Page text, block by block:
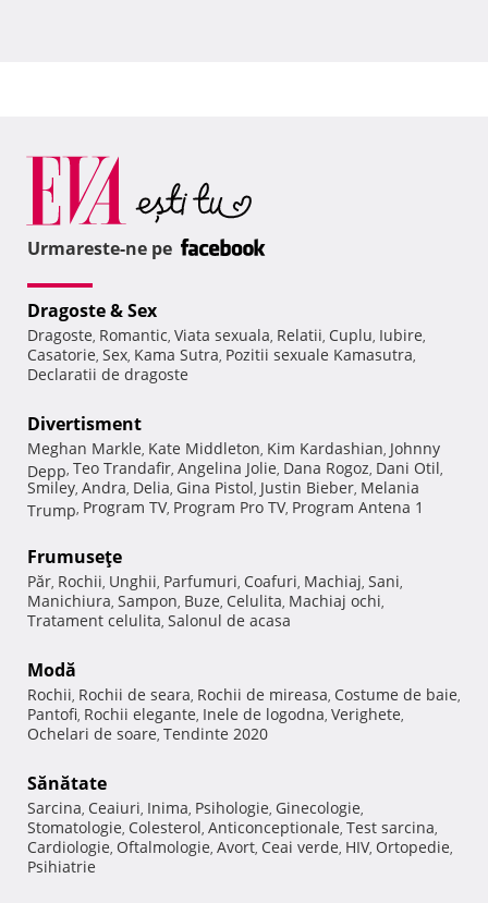
Urmareste-ne pe
Dragoste & Sex
Dragoste, Romantic, Viata sexuala, Relatii, Cuplu, Iubire,
Casatorie, Sex, Kama Sutra, Pozitii sexuale Kamasutra,
Declaratii de dragoste
Divertisment
Meghan Markle, Kate Middleton, Kim Kardashian, Johnny
Depp, Teo Trandafir, Angelina Jolie, Dana Rogoz, Dani Otil,
Smiley, Andra, Delia, Gina Pistol, Justin Bieber, Melania
Trump, Program TV, Program Pro TV, Program Antena 1
Frumuseţe
Păr, Rochii, Unghii, Parfumuri, Coafuri, Machiaj, Sani,
Manichiura, Sampon, Buze, Celulita, Machiaj ochi,
Tratament celulita, Salonul de acasa
Modă
Rochii, Rochii de seara, Rochii de mireasa, Costume de baie,
Pantofi, Rochii elegante, Inele de logodna, Verighete,
Ochelari de soare, Tendinte 2020
Sănătate
Sarcina, Ceaiuri, Inima, Psihologie, Ginecologie,
Stomatologie, Colesterol, Anticonceptionale, Test sarcina,
Cardiologie, Oftalmologie, Avort, Ceai verde, HIV, Ortopedie,
Psihiatrie